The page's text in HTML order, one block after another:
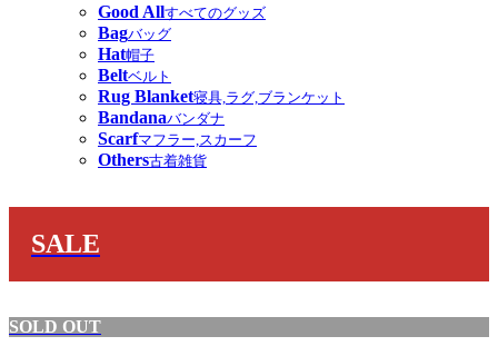
Good Allすべてのグッズ
Bagバッグ
Hat帽子
Beltベルト
Rug Blanket寝具,ラグ,ブランケット
Bandanaバンダナ
Scarfマフラー,スカーフ
Others古着雑貨
SALE
SOLD OUT